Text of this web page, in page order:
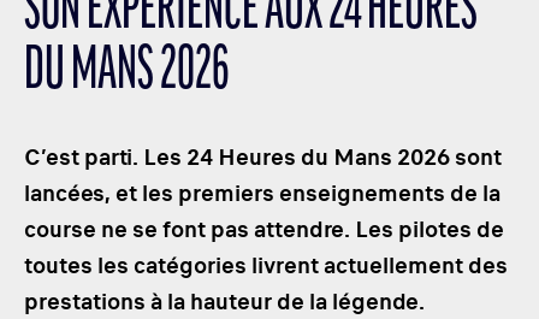
LES CATÉGORIES
PALMARÈS
DÉVELOPPEMENT DURABLE
SEA BY DHL
PARTENAIRES
NEWSLETTER
SON EXPÉRIENCE AUX 24 HEURES
DU MANS 2026
C’est parti. Les 24 Heures du Mans 2026 sont
lancées, et les premiers enseignements de la
course ne se font pas attendre. Les pilotes de
toutes les catégories livrent actuellement des
prestations à la hauteur de la légende.